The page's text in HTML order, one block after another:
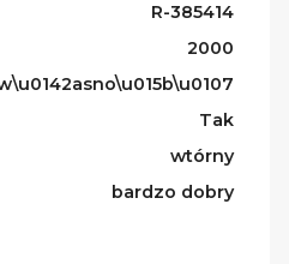
R-385414
2000
Tak
wtórny
bardzo dobry